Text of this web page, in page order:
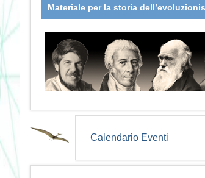
Materiale per la storia
Calendario Eventi